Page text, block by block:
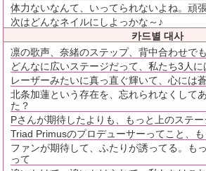
体力ないなんて、いってられないよね。頑
次はどんなネイルにしよっかな～♪
카드별 대사
凛の歌声、奈緒のステップ、背中合わせで
どんなに広いステージだって、私たち3人
レーザーみたいに真っ直ぐ輝いて、心には
北条加蓮という存在を、忘れられなくして
た？
Pさんが期待したよりも、もっと上のステー
Triad Primusのプロデューサーってこと、
ファンが期待して、ふたりが誘ってる。も
って